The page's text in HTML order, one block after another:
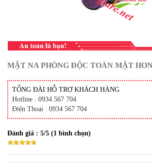
MẶT NA PHÒNG ĐỘC TOÀN MẶT
TỔNG ĐÀI HỖ TRỢ KHÁCH HÀNG
Hotline : 0934 567 704
Điện Thoại : 0934 567 704
Đánh giá : 5/5 (1 bình chọn)